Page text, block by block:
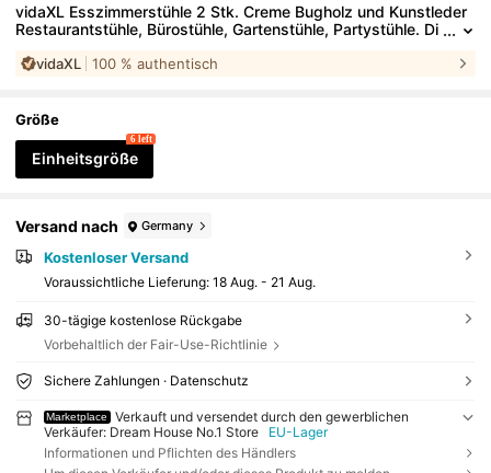
vidaXL Esszimmerstühle 2 Stk. Creme Bugholz und Kunstleder
Restaurantstühle, Bürostühle, Gartenstühle, Partystühle. Di
hes, hochwertiges Möbelstück.
vidaXL 100 % authentisch
Größe
Einheitsgröße
6 left
Versand nach Germany
Kostenloser Versand
Voraussichtliche Lieferung: 18 Aug. - 21 Aug.
30-tägige kostenlose Rückgabe
Vorbehaltlich der Fair-Use-Richtlinie
Sichere Zahlungen · Datenschutz
Marketplace
Verkauft und versendet durch den gewerblichen
Verkäufer: Dream House No.1 Store
EU-Lager
Informationen und Pflichten des Händlers